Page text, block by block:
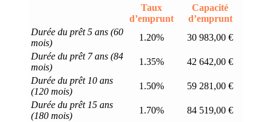
Taux
d’emprunt
Capacité
d’emprunt
Durée du prêt 5 ans (60
mois)
1.20%
30 983,00 €
Durée du prêt 7 ans (84
mois)
1.35%
42 642,00 €
Durée du prêt 10 ans
(120 mois)
1.50%
59 281,00 €
Durée du prêt 15 ans
(180 mois)
1.70%
84 519,00 €